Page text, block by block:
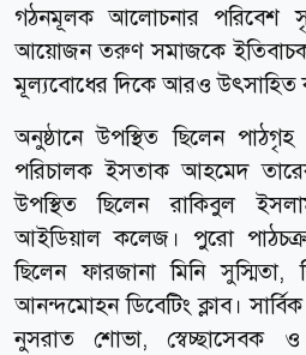
গঠনমূলক আলোচনার পরিবেশ
আয়োজন তরুণ সমাজকে ইতিবাচক
মূল্যবোধের দিকে আরও উৎসাহিত
অনুষ্ঠানে উপস্থিত ছিলেন পাঠগৃহ
পরিচালক ইসতাক আহমেদ
উপস্থিত ছিলেন রাকিবুল
আইডিয়াল কলেজ। পুরো পাঠচক্র
ছিলেন ফারজানা মিনি সুস্মিতা,
আনন্দমোহন ডিবেটিং ক্লাব।
নুসরাত শোভা, স্বেচ্ছাসেবক